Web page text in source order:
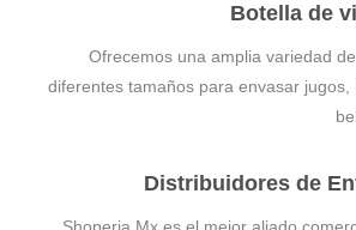
Botella de
Ofrecemos una amplia variedad
diferentes tamaños para envasar jugos,
Distribuidores de